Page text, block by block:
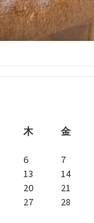
木 金
6 7
13 14
20 21
27 28